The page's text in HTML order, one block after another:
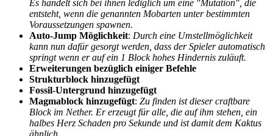
Es handelt sich bei ihnen lediglich um eine "Mutation", die
entsteht, wenn die genannten Mobarten unter bestimmten
Voraussetzungen spawnen.
Auto-Jump Möglichkeit: Durch eine Umstellmöglichkeit
kann nun dafür gesorgt werden, dass der Spieler automatisch
springt wenn er auf ein 1 Block hohes Hindernis zuläuft.
Erweiterungen bezüglich einiger Befehle
Strukturblock hinzugefügt
Fossil-Untergrund hinzugefügt
Magmablock hinzugefügt: Zu finden ist dieser craftbare
Block im Nether. Er erzeugt für alle, die auf ihm stehen, ein
halbes Herz Schaden pro Sekunde und ist damit dem Kaktus
ähnlich.